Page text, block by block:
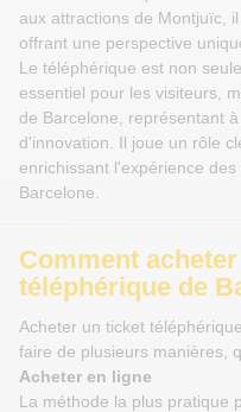
aux attractions de Montjuïc,
offrant une perspective
Le téléphérique est non
essentiel pour les visiteurs,
de Barcelone, représentant
d'innovation. Il joue un rôle
enrichissant l'expérience
Barcelone.
Comment
téléphérique de
Acheter un ticket
faire de plusieurs manières,
Acheter en ligne
La méthode la plus pratique